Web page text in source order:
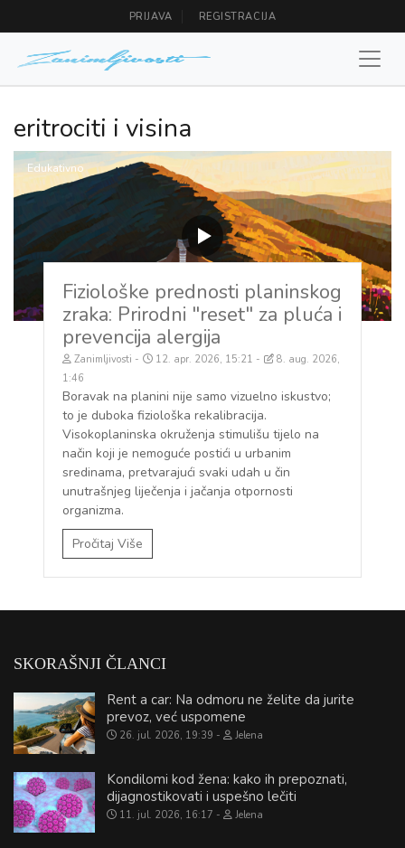
PRIJAVA REGISTRACIJA
eritrociti i visina
Edukativno
Fiziološke prednosti planinskog
zraka: Prirodni "reset" za pluća i
prevencija alergija
Zanimljivosti 12. apr. 2026, 15:21
8. aug. 2026,
1:46
Boravak na planini nije samo vizuelno iskustvo;
to je duboka fiziološka rekalibracija.
Visokoplaninska okruženja stimulišu tijelo na
način koji je nemoguće postići u urbanim
sredinama, pretvarajući svaki udah u čin
unutrašnjeg liječenja i jačanja otpornosti
organizma.
Pročitaj Više
SKORAŠNJI ČLANCI
Rent a car: Na odmoru ne želite da jurite
prevoz, već uspomene
26. jul. 2026, 19:39 Jelena
Kondilomi kod žena: kako ih prepoznati,
dijagnostikovati i uspešno lečiti
11. jul. 2026, 16:17 Jelena